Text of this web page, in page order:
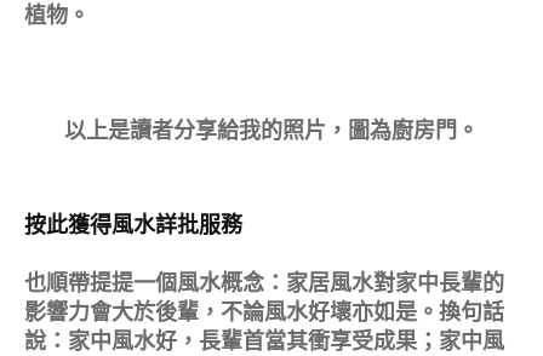
植物。
以上是讀者分享給我的照片，圖為廚房門。
按此獲得風水詳批服務
也順帶提提一個風水概念：家居風水對家中長輩的
影響力會大於後輩，不論風水好壞亦如是。換句話
說：家中風水好，長輩首當其衝享受成果；家中風